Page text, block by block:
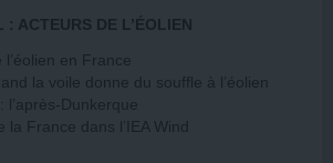
: ACTEURS DE L’ÉOLIEN
en France
la voile donne du souffle à l’éolien
l’après-Dunkerque
la France dans l’IEA Wind